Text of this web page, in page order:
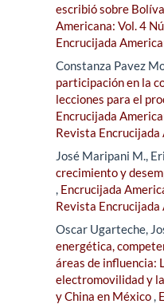
escribió sobre
Americana: Vol. 4
Encrucijada
Constanza Pavez
participación en la
lecciones para el
Encrucijada
Revista Encrucijada
José Maripani M.,
crecimiento y
, Encrucijada
Revista Encrucijada
Oscar Ugarteche,
energética,
áreas de influencia:
electromovilidad y
y China en México,